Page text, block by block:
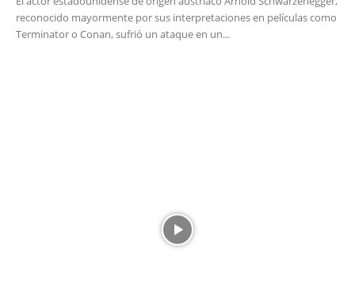
reconocido mayormente por sus interpretaciones en películas como
Terminator o Conan, sufrió un ataque en un...